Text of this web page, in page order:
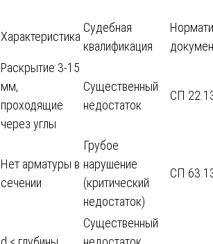
Характеристика
Судебная
квалификация
Раскрытие 3-15
мм,
проходящие
через углы
Существенный
недостаток
СП
Нет арматуры в
сечении
Грубое
нарушение
(критический
недостаток)
СП
Существенный